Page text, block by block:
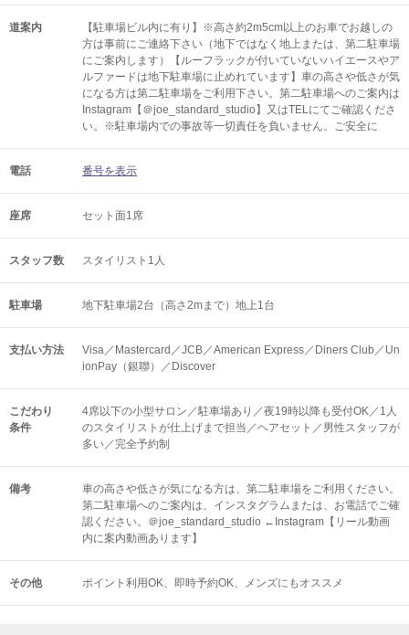
道案内
【駐車場ビル内に有り】※高さ約2m5cm以上のお車でお越しの
方は事前にご連絡下さい（地下ではなく地上または、第二駐車場
にご案内します）【ルーフラックが付いていないハイエースやア
ルファードは地下駐車場に止めれています】車の高さや低さが気
になる方は第二駐車場をご利用下さい。第二駐車場へのご案内は
Instagram【＠joe_standard_studio】又はTELにてご確認くださ
い。※駐車場内での事故等一切責任を負いません。ご安全に
電話 番号を表示
座席 セット面1席
スタッフ数 スタイリスト1人
駐車場 地下駐車場2台（高さ2mまで）地上1台
支払い方法
Visa／Mastercard／JCB／American Express／Diners Club／Un
ionPay（銀聯）／Discover
こだわり
条件
4席以下の小型サロン／駐車場あり／夜19時以降も受付OK／1人
のスタイリストが仕上げまで担当／ヘアセット／男性スタッフが
多い／完全予約制
備考
車の高さや低さが気になる方は、第二駐車場をご利用ください。
第二駐車場へのご案内は、インスタグラムまたは、お電話でご確
認ください。＠joe_standard_studio ←Instagram【リール動画
内に案内動画あります】
その他 ポイント利用OK 即時予約OK メンズにもオススメ